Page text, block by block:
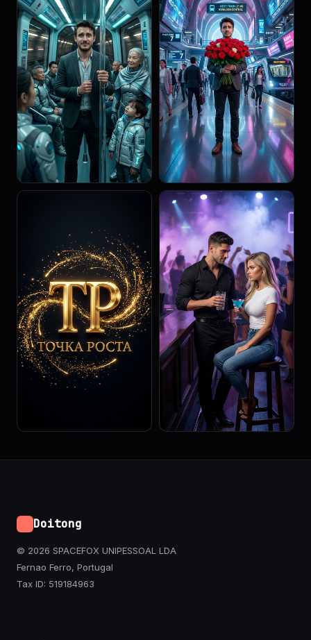
Doitong
© 2026 SPACEFOX UNIPESSOAL LDA
Fernao Ferro, Portugal
Tax ID: 519184963